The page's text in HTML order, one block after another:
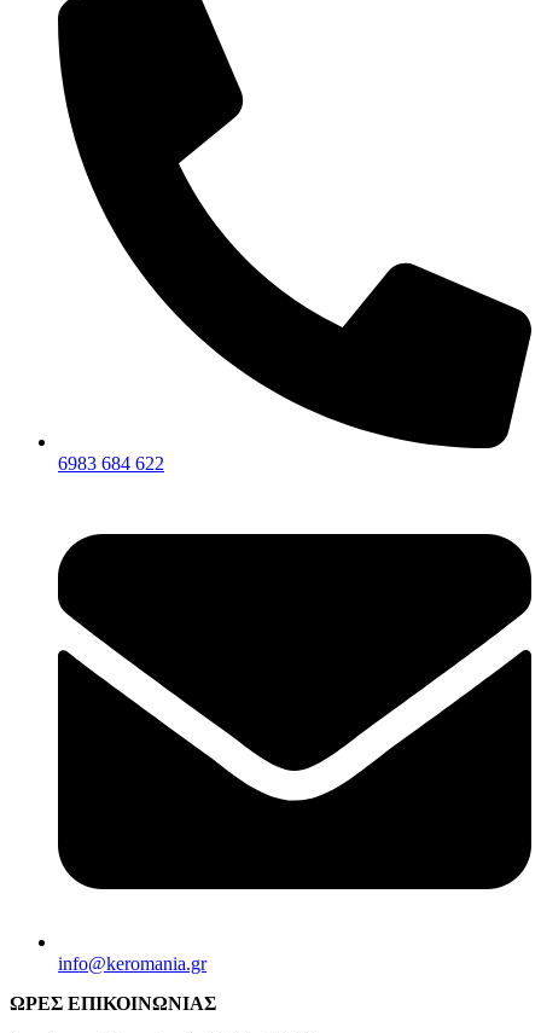
6983 684 622
info@keromania.gr
ΩΡΕΣ ΕΠΙΚΟΙΝΩΝΙΑΣ